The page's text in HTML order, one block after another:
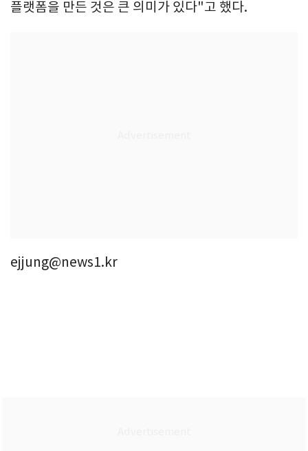
플랫폼을 만든 것은 큰 의미가 있다"고 했다.
ejjung@news1.kr